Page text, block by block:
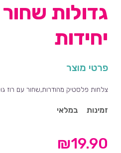
יחידות
פרטי מוצר
צלחות פלסטיק מהודרות,שחור עם רוז
זמינות במלאי
₪19.90